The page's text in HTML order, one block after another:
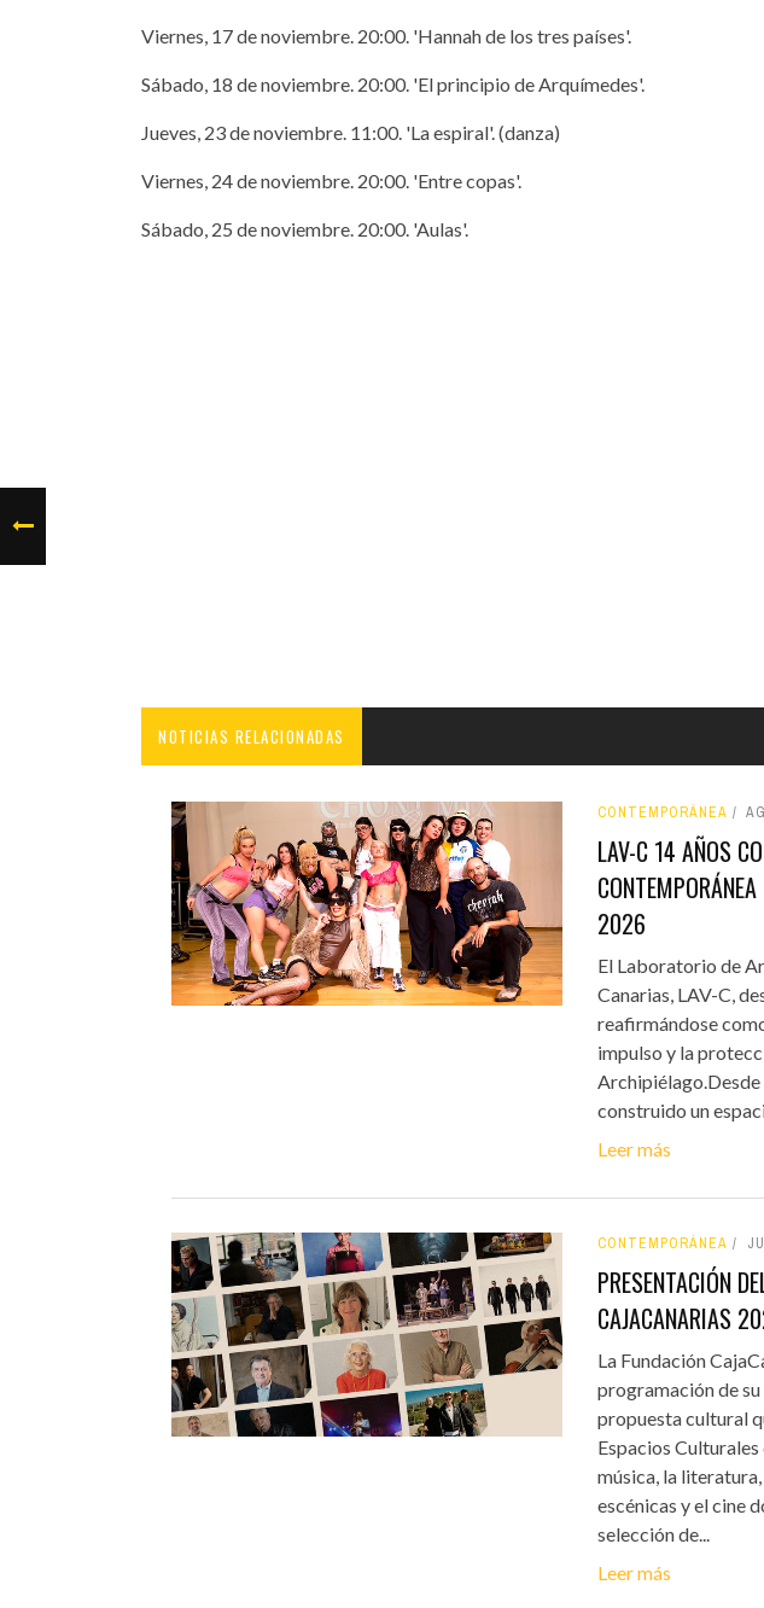
Viernes, 17 de noviembre. 20:00. 'Hannah de los tres países'.
Sábado, 18 de noviembre. 20:00. 'El principio de Arquímedes'.
Jueves, 23 de noviembre. 11:00. 'La espiral'. (danza)
Viernes, 24 de noviembre. 20:00. 'Entre copas'.
Sábado, 25 de noviembre. 20:00. 'Aulas'.
NOTICIAS RELACIONADAS
CONTEMPORÁNEA
LAV-C 14 AÑOS
2026
El Laboratorio de
Canarias, LAV-C,
reafirmándose
impulso y la
Archipiélago.Desde
construido un
Leer más
CONTEMPORÁNEA
PRESENTACIÓN
CAJACANARIAS
La Fundación
programación de
propuesta cultural
Espacios
música, la
escénicas y el cine
selección de...
Leer más